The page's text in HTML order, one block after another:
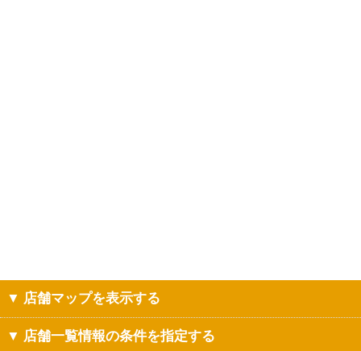
▼ 店舗マップを表示する
▼ 店舗一覧情報の条件を指定する